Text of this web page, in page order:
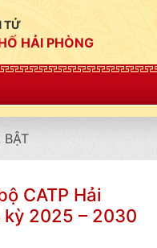
TỬ
HẢI PHÒNG
BẬT
CATP Hải
kỳ 2025 – 2030